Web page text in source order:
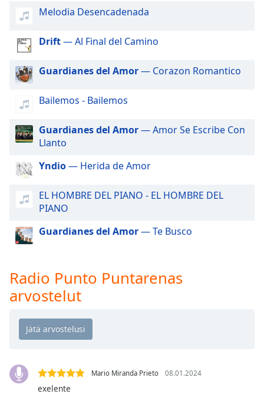
Picture
This
modal
Beginning
window.
Escape
cancel
close
Text
Color
Opacity
Text
Background
Color
Melodia Desencadenada
Drift— Al Final del Camino
Guardianes del Amor— Corazon Romantico
Bailemos - Bailemos
Guardianes del Amor— Amor Se Escribe Con
Llanto
Yndio— Herida de Amor
EL HOMBRE DEL PIANO - EL HOMBRE DEL
PIANO
Guardianes del Amor— Te Busco
Radio Punto Puntarenas
arvostelut
Mario Miranda Prieto 08.01.2024
exelente